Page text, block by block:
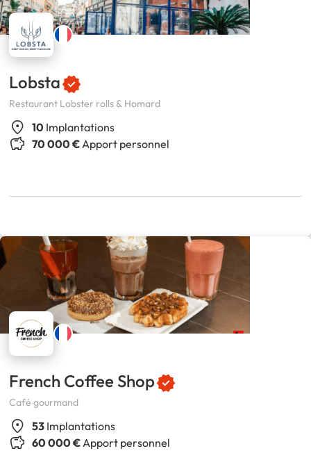
Lobsta
Restaurant Lobster rolls & Homard
10 Implantations
70 000 € Apport personnel
French Coffee Shop
Café gourmand
53 Implantations
60 000 € Apport personnel